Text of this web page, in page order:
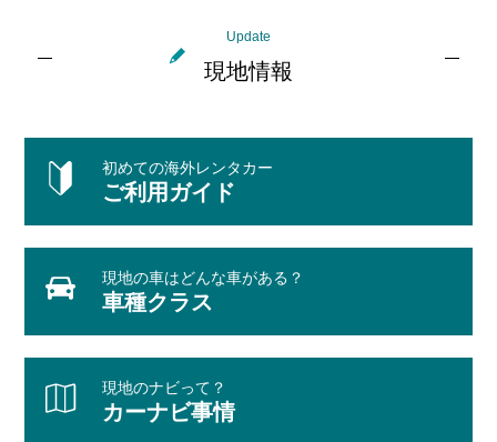
Update
現地情報
初めての海外レンタカー
ご利用ガイド
現地の車はどんな車がある？
車種クラス
現地のナビって？
カーナビ事情